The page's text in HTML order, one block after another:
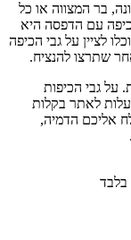
בר המצווה או כל
כיפה עם הדפסה היא
לציין על גבי הכיפה
שתרצו להנציח.
על גבי הכיפות
לאתר בקלות
אליכם הדמיה,
בלבד